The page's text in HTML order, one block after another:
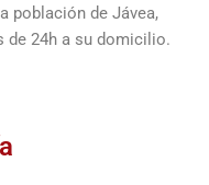
población de Jávea,
de 24h a su domicilio.